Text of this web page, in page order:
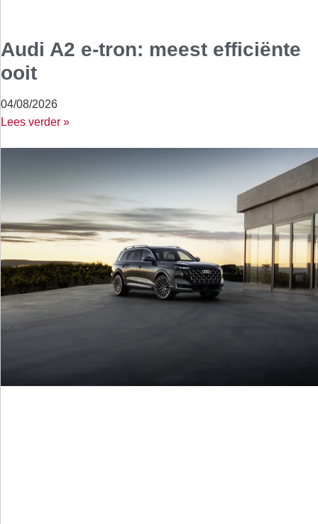
Audi A2 e-tron: meest efficiënte
ooit
04/08/2026
Lees verder »